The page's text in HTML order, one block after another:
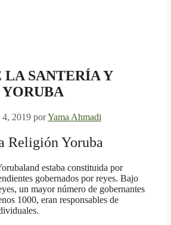
LA SANTERÍA Y
4, 2019 porYama Ahmadi
Religión Yoruba
estaba constituida por
gobernados por reyes. Bajo
un mayor número de gobernantes
1000, eran responsables de